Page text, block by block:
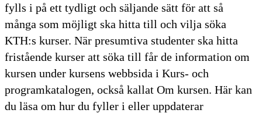
fylls i på ett tydligt och säljande sätt för att så
många som möjligt ska hitta till och vilja söka
KTH:s kurser. När presumtiva studenter ska hitta
fristående kurser att söka till får de information om
kursen under kursens webbsida i Kurs- och
programkatalogen, också kallat Om kursen. Här kan
du läsa om hur du fyller i eller uppdaterar